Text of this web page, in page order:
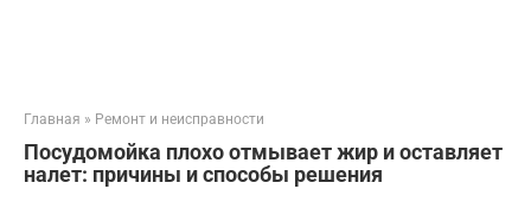
Главная » Ремонт и неисправности
Посудомойка плохо отмывает жир и оставляет
налет: причины и способы решения